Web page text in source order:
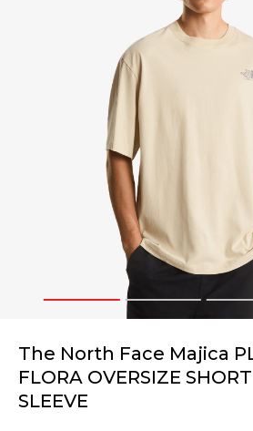
1 2 3
The North Face Majica
FLORA OVERSIZE SHORT
SLEEVE